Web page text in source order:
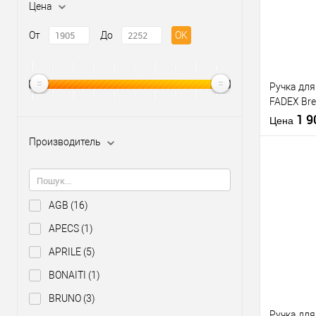
Цена
От До OK
Производитель
AGB (16)
APECS (1)
APRILE (5)
BONAITI (1)
BRUNO (3)
Ручка
FADEX
Цена 1
В